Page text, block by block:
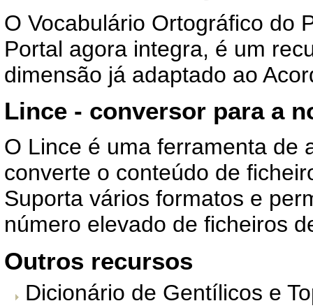
O Vocabulário Ortográfico do
Portal agora integra, é um
dimensão já adaptado ao
Lince - conversor para a
O Lince é uma ferramenta de
converte o conteúdo de
Suporta vários formatos e
número elevado de ficheiros
Outros recursos
Dicionário de Gentílicos e